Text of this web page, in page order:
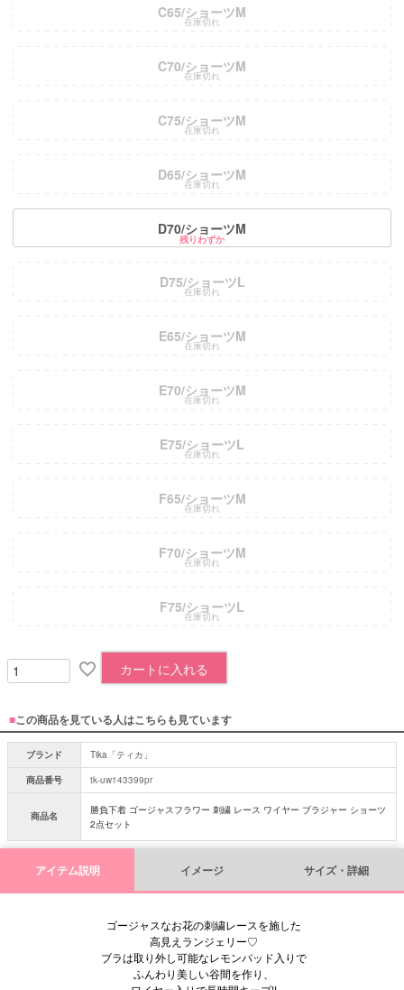
C65/ショーツM
在庫切れ
C70/ショーツM
在庫切れ
C75/ショーツM
在庫切れ
D65/ショーツM
在庫切れ
D70/ショーツM
残りわずか
D75/ショーツL
在庫切れ
E65/ショーツM
在庫切れ
E70/ショーツM
在庫切れ
E75/ショーツL
在庫切れ
F65/ショーツM
在庫切れ
F70/ショーツM
在庫切れ
F75/ショーツL
在庫切れ
カートに入れる
■この商品を見ている人はこちらも見ています
ブランド
Tika「ティカ」
商品番号
tk-uw143399pr
商品名
勝負下着 ゴージャスフラワー 刺繍 レース ワイヤー ブラジャー ショーツ
2点セット
アイテム説明 イメージ サイズ・詳細
ゴージャスなお花の刺繍レースを施した
高見えランジェリー♡
ブラは取り外し可能なレモンパッド入りで
ふんわり美しい谷間を作り、